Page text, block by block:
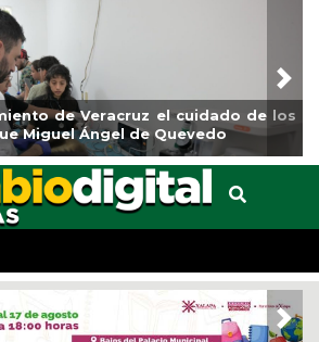
de Veracruz el cuidado de los
Ángel de Quevedo
La
de